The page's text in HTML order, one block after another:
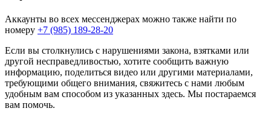
Аккаунты во всех мессенджерах можно также найти по
номеру +7 (985) 189-28-20
Если вы столкнулись с нарушениями закона, взятками или
другой несправедливостью, хотите сообщить важную
информацию, поделиться видео или другими материалами,
требующими общего внимания, свяжитесь с нами любым
удобным вам способом из указанных здесь. Мы постараемся
вам помочь.